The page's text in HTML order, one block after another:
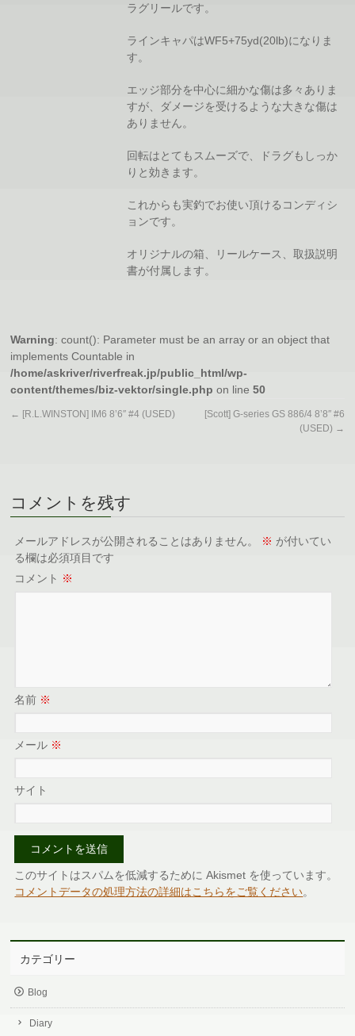
ラグリールです。
ラインキャパはWF5+75yd(20lb)になりま
す。
エッジ部分を中心に細かな傷は多々ありま
すが、ダメージを受けるような大きな傷は
ありません。
回転はとてもスムーズで、ドラグもしっか
りと効きます。
これからも実釣でお使い頂けるコンディシ
ョンです。
オリジナルの箱、リールケース、取扱説明
書が付属します。
Warning: count(): Parameter must be an array or an object that
implements Countable in
/home/askriver/riverfreak.jp/public_html/wp-
content/themes/biz-vektor/single.php on line50
← [R.L.WINSTON] IM6 8’6″ #4 (USED)
[Scott] G-series GS 886/4 8’8″ #6
(USED) →
コメントを残す
メールアドレスが公開されることはありません。 ※ が付いてい
る欄は必須項目です
コメント ※
名前 ※
メール ※
サイト
このサイトはスパムを低減するために Akismet を使っています。
コメントデータの処理方法の詳細はこちらをご覧ください。
カテゴリー
Blog
Diary